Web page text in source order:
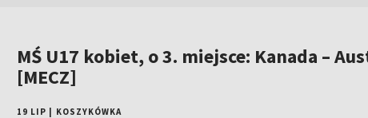
MŚ U17 kobiet, o 3. miejsce: Kanada –
[MECZ]
19 LIP KOSZYKÓWKA